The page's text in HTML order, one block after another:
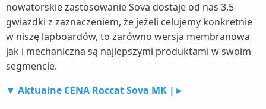
nowatorskie zastosowanie Sova dostaje od nas 3,5
gwiazdki z zaznaczeniem, że jeżeli celujemy konkretnie
w niszę lapboardów, to zarówno wersja membranowa
jak i mechaniczna są najlepszymi produktami w swoim
segmencie.
▼ Aktualne CENA Roccat Sova MK |►